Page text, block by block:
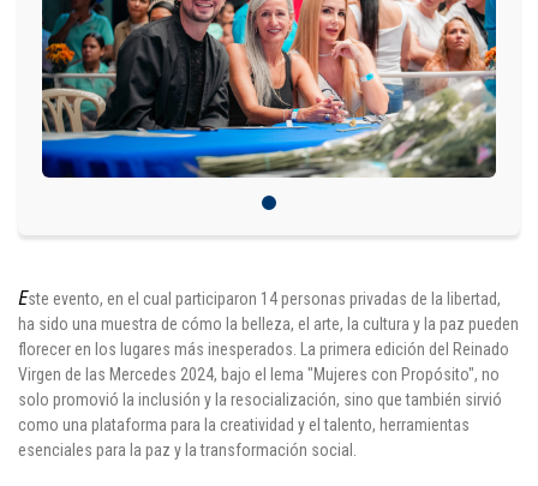
Este evento, en el cual participaron 14 personas privadas de la libertad,
ha sido una muestra de cómo la belleza, el arte, la cultura y la paz pueden
florecer en los lugares más inesperados. La primera edición del Reinado
Virgen de las Mercedes 2024, bajo el lema "Mujeres con Propósito", no
solo promovió la inclusión y la resocialización, sino que también sirvió
como una plataforma para la creatividad y el talento, herramientas
esenciales para la paz y la transformación social.
Estudiantes
Egresados
Docentes
Campus virtual
Puntos de pago
Empleo
Contáctanos